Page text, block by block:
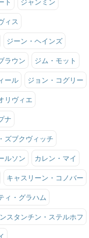
ト ジャンミン
ィス
ジーン・ヘインズ
ラウン ジム・モット
ール ジョン・コグリー
リヴィエ
ナ
ズブクヴィッチ
ルソン カレン・マイ
キャスリーン・コノバー
ィ・グラハム
スタンチン・ステルホフ